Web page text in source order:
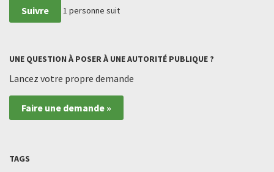
Suivre 1 personne suit
UNE QUESTION À POSER À UNE AUTORITÉ PUBLIQUE ?
Lancez votre propre demande
Faire une demande »
TAGS